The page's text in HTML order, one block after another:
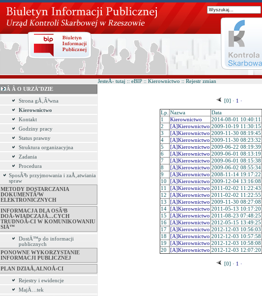
Â Â O URZÄ˜DZIE
Strona gÅ‚Ã³wna
Kierownictwo
Kontakt
Godziny pracy
Status prawny
Struktura organizacyjna
Zadania
Procedura
SposÃ³b przyjmowania i zaÅ‚atwiania
spraw
METODY DOSTARCZANIA
DOKUMENTÃ³W
ELEKTRONICZNYCH
INFORMACJA DLA OSÃ³B
DOÅ›WIADCZAJÄ…CYCH
TRUDNOÅ›CI W KOMUNIKOWANIU
SIÄ™
DostÄ™p do informacji
publicznych
PONOWNE WYKORZYSTANIE
INFORMACJI PUBLICZNEJ
PLAN DZIAÅ‚ALNOÅ›CI
Rejestry i ewidencje
MajÄ…tek
JesteÅ› tutaj :: eBIP :: Kierownictwo :: Rejestr zmian
[0] · 1 ·
Lp. Nazwa Data
1
Kierownictwo 2014-08-01 10:40:11
2
[A]Kierownictwo 2009-10-19 11:30:15
3
[A]Kierownictwo 2009-11-30 08:19:45
4
[A]Kierownictwo 2009-11-30 08:23:32
5
[A]Kierownictwo 2009-06-22 08:19:39
6
[A]Kierownictwo 2009-06-01 08:13:19
7
[A]Kierownictwo 2009-06-01 08:15:38
8
[A]Kierownictwo 2009-06-02 08:55:34
9
[A]Kierownictwo 2008-11-14 19:17:22
10
[A]Kierownictwo 2009-12-04 13:16:08
11
[A]Kierownictwo 2011-02-02 11:22:43
12
[A]Kierownictwo 2011-02-02 11:22:55
13
[A]Kierownictwo 2009-11-30 08:27:08
14
[A]Kierownictwo 2011-05-13 10:17:20
15
[A]Kierownictwo 2011-08-23 07:48:25
16
[A]Kierownictwo 2012-05-15 13:49:25
17
[A]Kierownictwo 2012-12-03 10:56:03
18
[A]Kierownictwo 2012-12-03 10:57:58
19
[A]Kierownictwo 2012-12-03 10:58:08
20
[A]Kierownictwo 2012-12-03 12:07:20
[0] · 1 ·